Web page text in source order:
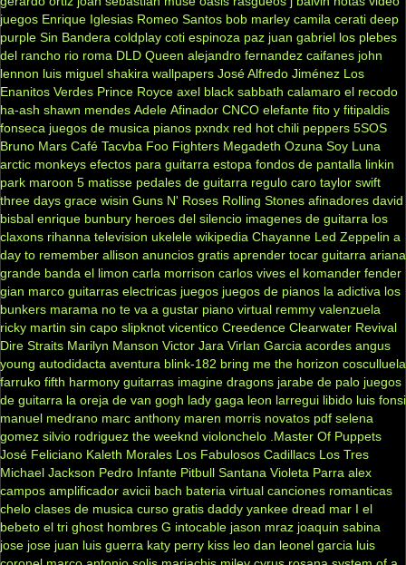
juegos Enrique Iglesias Romeo Santos bob marley camila cerati deep
purple Sin Bandera coldplay coti espinoza paz juan gabriel los plebes
del rancho rio roma DLD Queen alejandro fernandez caifanes john
lennon luis miguel shakira wallpapers José Alfredo Jiménez Los
Enanitos Verdes Prince Royce axel black sabbath calamaro el recodo
ha-ash shawn mendes Adele Afinador CNCO elefante fito y fitipaldis
fonseca juegos de musica pianos pxndx red hot chili peppers 5SOS
Bruno Mars Café Tacvba Foo Fighters Megadeth Ozuna Soy Luna
arctic monkeys efectos para guitarra estopa fondos de pantalla linkin
park maroon 5 matisse pedales de guitarra regulo caro taylor swift
three days grace wisin Guns N' Roses Rolling Stones afinadores david
bisbal enrique bunbury heroes del silencio imagenes de guitarra los
claxons rihanna television ukelele wikipedia Chayanne Led Zeppelin a
day to remember allison anuncios gratis aprender tocar guitarra ariana
grande banda el limon carla morrison carlos vives el komander fender
gian marco guitarras electricas juegos juegos de pianos la adictiva los
bunkers marama no te va a gustar piano virtual remmy valenzuela
ricky martin sin capo slipknot vicentico Creedence Clearwater Revival
Dire Straits Marilyn Manson Victor Jara Virlan Garcia acordes angus
young autodidacta aventura blink-182 bring me the horizon cosculluela
farruko fifth harmony guitarras imagine dragons jarabe de palo juegos
de guitarra la oreja de van gogh lady gaga leon larregui libido luis fonsi
manuel medrano marc anthony maren morris novatos pdf selena
gomez silvio rodriguez the weeknd violonchelo .Master Of Puppets
José Feliciano Kaleth Morales Los Fabulosos Cadillacs Los Tres
Michael Jackson Pedro Infante Pitbull Santana Violeta Parra alex
campos amplificador avicii bach bateria virtual canciones romanticas
chelo clases de musica curso gratis daddy yankee dread mar I el
bebeto el tri ghost hombres G intocable jason mraz joaquin sabina
jose jose juan luis guerra katy perry kiss leo dan leonel garcia luis